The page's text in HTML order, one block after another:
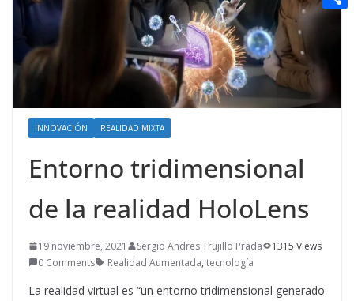
INNOVACIÓN REALIDAD MIXTA
Entorno tridimensional
de la realidad HoloLens
19 noviembre, 2021 Sergio Andres Trujillo Prada
1315 Views
0 Comments
Realidad Aumentada, tecnología
La realidad virtual es “un entorno tridimensional generado
n
g
s
a
e
p